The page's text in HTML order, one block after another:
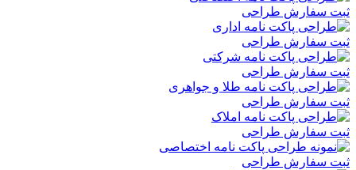
ثبت سفارش طراحی
ثبت سفارش طراحی
ثبت سفارش طراحی
ثبت سفارش طراحی
ثبت سفارش طراحی
ثبت سفارش طراحی